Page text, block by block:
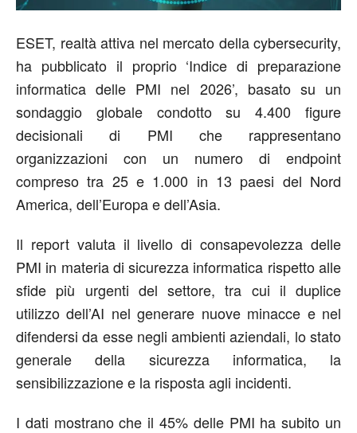
ESET, realtà attiva nel mercato della cybersecurity,
ha pubblicato il proprio ‘Indice di preparazione
informatica delle PMI nel 2026’, basato su un
sondaggio globale condotto su 4.400 figure
decisionali di PMI che rappresentano
organizzazioni con un numero di endpoint
compreso tra 25 e 1.000 in 13 paesi del Nord
America, dell’Europa e dell’Asia.
Il report valuta il livello di consapevolezza delle
PMI in materia di sicurezza informatica rispetto alle
sfide più urgenti del settore, tra cui il duplice
utilizzo dell’AI nel generare nuove minacce e nel
difendersi da esse negli ambienti aziendali, lo stato
generale della sicurezza informatica, la
sensibilizzazione e la risposta agli incidenti.
I dati mostrano che il 45% delle PMI ha subito un